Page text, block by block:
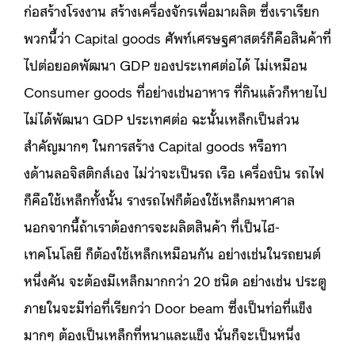
ก่อสร้างโรงงาน สร้างเครื่องจักรเพื่อมาผลิต ซึ่งเราเรียก
พวกนี้ว่า Capital goods ศัพท์เศรษฐศาสตร์ก็คือสินค้าที่
ไปต่อยอดพัฒนา GDP ของประเทศต่อได้ ไม่เหมือน
Consumer goods ที่อย่างเช่นอาหาร ที่กินแล้วก็หายไป
ไม่ได้พัฒนา GDP ประเทศต่อ ฉะนั้นเหล็กเป็นส่วน
สำคัญมากๆ ในการสร้าง Capital goods หรือทา
งด้านลอจิสติกส์เอง ไม่ว่าจะเป็นรถ เรือ เครื่องบิน รถไฟ
ก็คือใช้เหล็กทั้งนั้น รางรถไฟก็ต้องใช้เหล็กมหาศาล
นอกจากนี้ถ้าเราต้องการจะผลิตสินค้า ที่เป็นไฮ-
เทคโนโลยี ก็ต้องใช้เหล็กเหมือนกัน อย่างเช่นในรถยนต์
หนึ่งคัน จะต้องมีเหล็กมากกว่า 20 ชนิด อย่างเช่น ประตู
ภายในจะมีท่อที่เรียกว่า Door beam ซึ่งเป็นท่อที่แข็ง
มากๆ ต้องเป็นเหล็กที่หนาและแข็ง นั่นก็จะเป็นหนึ่ง